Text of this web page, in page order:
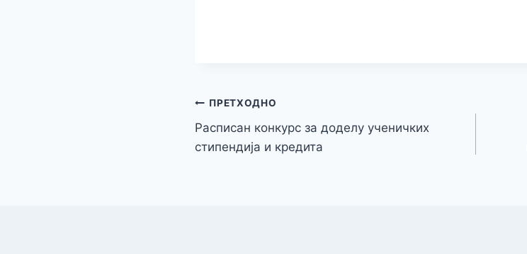
Кретање
чланка
ПРЕТХОДНО
Расписан конкурс за доделу ученичких
стипендија и кредита